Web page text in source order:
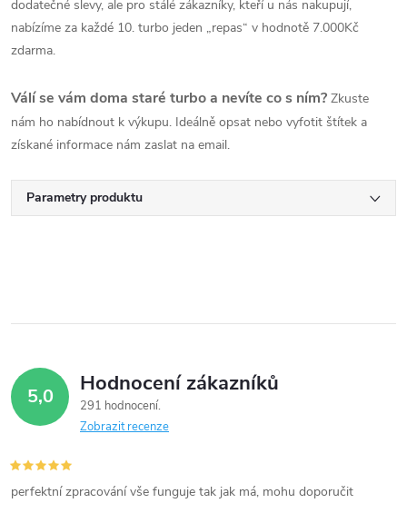
dodatečné slevy, ale pro stálé zákazníky, kteří u nás nakupují,
nabízíme za každé 10. turbo jeden „repas“ v hodnotě 7.000Kč
zdarma.
Válí se vám doma staré turbo a nevíte co s ním? Zkuste
nám ho nabídnout k výkupu. Ideálně opsat nebo vyfotit štítek a
získané informace nám zaslat na email.
Parametry produktu
5,0 Hodnocení zákazníků
291 hodnocení
Zobrazit recenze
perfektní zpracování vše funguje tak jak má, mohu doporučit